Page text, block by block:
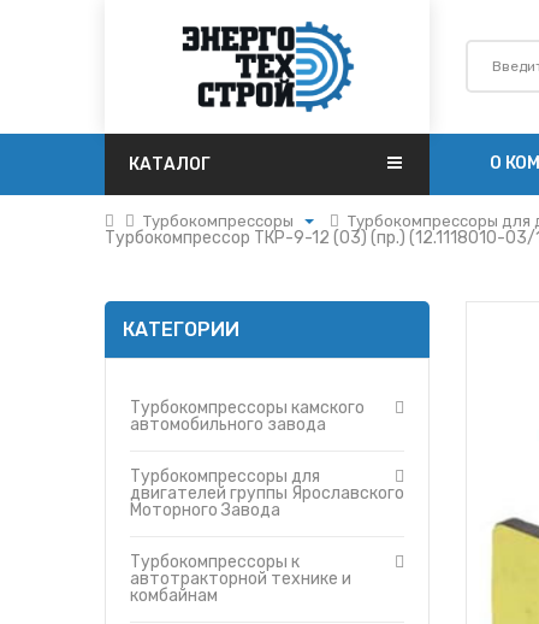
КАТАЛОГ О
Турбокомпрессоры
Поршневая
Гидрораспределители
Насосы
Топливные баки
Запчасти ДЗ-98
Вкладыши
Утеплители капота
О компании
Турбокомпрессоры для
Турбокомпрессоры
Турбокомпрессоры ЗИЛ
Турбокомпрессоры
Турбокомпрессоры к
Дизельная турбина
Турбокомпрессоры ПАЗ
Турбокомпрессоры
Турбокомпрессор ТКР-9-12 (03) (пр.) (12.1118010-03/
КАТЕГОРИИ
Турбокомпрессоры камского
автомобильного завода
Турбокомпрессоры для
двигателей группы Ярославского
Моторного Завода
Турбокомпрессоры к
автотракторной технике и
комбайнам